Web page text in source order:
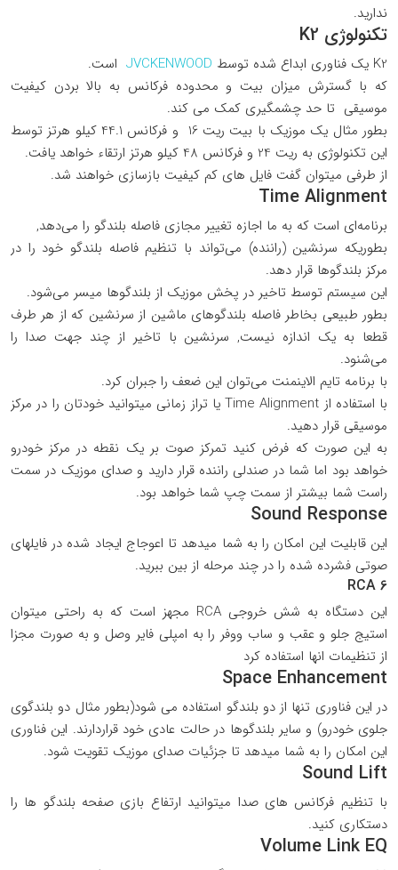
ندارید.
تکنولوژی K2
K2 یک فناوری ابداع شده توسط JVCKENWOODاست.
که با گسترش میزان بیت و محدوده فرکانس به بالا بردن کیفیت
موسیقی تا حد چشمگیری کمک می کند.
بطور مثال یک موزیک با بیت ریت 16 و فرکانس 44.1 کیلو هرتز توسط
این تکنولوژی به ریت 24 و فرکانس 48 کیلو هرتز ارتقاء خواهد یافت.
از طرفی میتوان گفت فایل های کم کیفیت بازسازی خواهند شد.
Time Alignment
برنامه‌ای است که به ما اجازه تغییر مجازی فاصله بلندگو را می‌دهد,
بطوریکه سرنشین (راننده) می‌تواند با تنظیم فاصله بلندگو خود را در
مرکز بلندگوها قرار دهد.
این سیستم توسط تاخیر در پخش موزیک از بلندگوها میسر می‌شود.
بطور طبیعی بخاطر فاصله بلندگوهای ماشین از سرنشین که از هر طرف
قطعا به یک اندازه نیست, سرنشین با تاخیر از چند جهت صدا را
می‌شنود.
با برنامه تایم الاینمنت می‌توان این ضعف را جبران کرد.
با استفاده از Time Alignment یا تراز زمانی میتوانید خودتان را در مرکز
موسیقی قرار دهید.
به این صورت که فرض کنید تمرکز صوت بر یک نقطه در مرکز خودرو
خواهد بود اما شما در صندلی راننده قرار دارید و صدای موزیک در سمت
راست شما بیشتر از سمت چپ شما خواهد بود.
Sound Response
این قابلیت این امکان را به شما میدهد تا اعوجاج ایجاد شده در فایلهای
صوتی فشرده شده را در چند مرحله از بین ببرید.
RCA 6
این دستگاه به شش خروجی RCA مجهز است که به راحتی میتوان
استیج جلو و عقب و ساب ووفر را به امپلی فایر وصل و به صورت مجزا
از تنظیمات انها استفاده کرد
Space Enhancement
در این فناوری تنها از دو بلندگو استفاده می شود(بطور مثال دو بلندگوی
جلوی خودرو) و سایر بلندگوها در حالت عادی خود قراردارند. این فناوری
این امکان را به شما میدهد تا جزئیات صدای موزیک تقویت شود.
Sound Lift
با تنظیم فرکانس های صدا میتوانید ارتفاع بازی صفحه بلندگو ها را
دستکاری کنید.
Volume Link EQ